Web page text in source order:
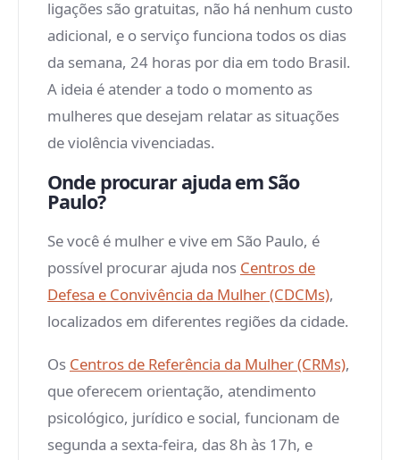
ligações são gratuitas, não há nenhum custo
adicional, e o serviço funciona todos os dias
da semana, 24 horas por dia em todo Brasil.
A ideia é atender a todo o momento as
mulheres que desejam relatar as situações
de violência vivenciadas.
Onde procurar ajuda em São
Paulo?
Se você é mulher e vive em São Paulo, é
possível procurar ajuda nos Centros de
Defesa e Convivência da Mulher (CDCMs),
localizados em diferentes regiões da cidade.
Os Centros de Referência da Mulher (CRMs),
que oferecem orientação, atendimento
psicológico, jurídico e social, funcionam de
segunda a sexta-feira, das 8h às 17h, e